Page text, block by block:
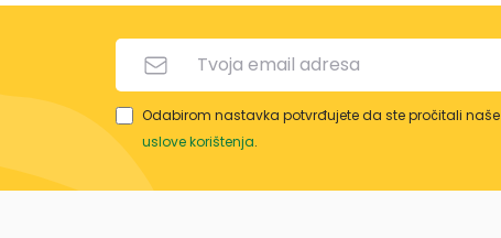
Odabirom nastavka potvrđujete da ste pročitali naše
uslove korištenja.